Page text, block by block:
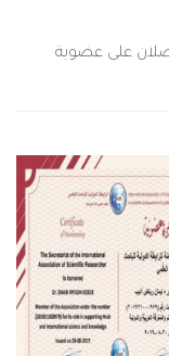
على عضوية